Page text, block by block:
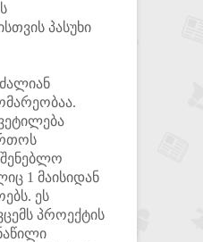
პასუხი
1 მაისიდან
ეს
პროექტის